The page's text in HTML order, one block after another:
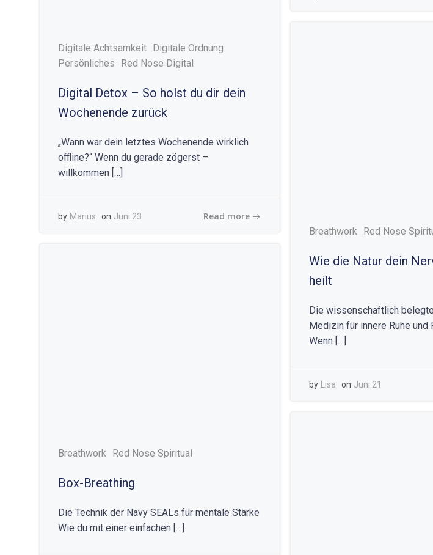
Digitale Achtsamkeit Digitale Ordnung
Persönliches
Red Nose Digital
Digital Detox – So holst du dir dein
Wochenende zurück
„Wann war dein letztes Wochenende wirklich
offline?“ Wenn du gerade zögerst –
willkommen […]
by Marius on Juni 23
Read more
Breathwork Red Nose
Wie die Natur dein
heilt
Die wissenschaftlich
Medizin für innere Ruhe und
Wenn […]
by Lisa on Juni 21
Breathwork Red Nose Spiritual
Box-Breathing
Die Technik der Navy SEALs für mentale Stärke
Wie du mit einer einfachen […]